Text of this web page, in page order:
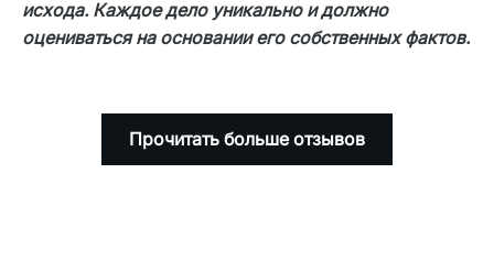
является неполной.
исхода. Каждое дело уникально и должно
оцениваться на основании его собственных фактов.
Прочитать больше отзывов